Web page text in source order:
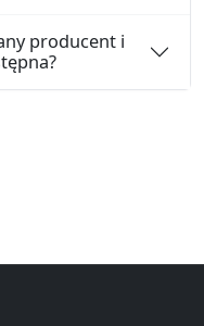
producent i